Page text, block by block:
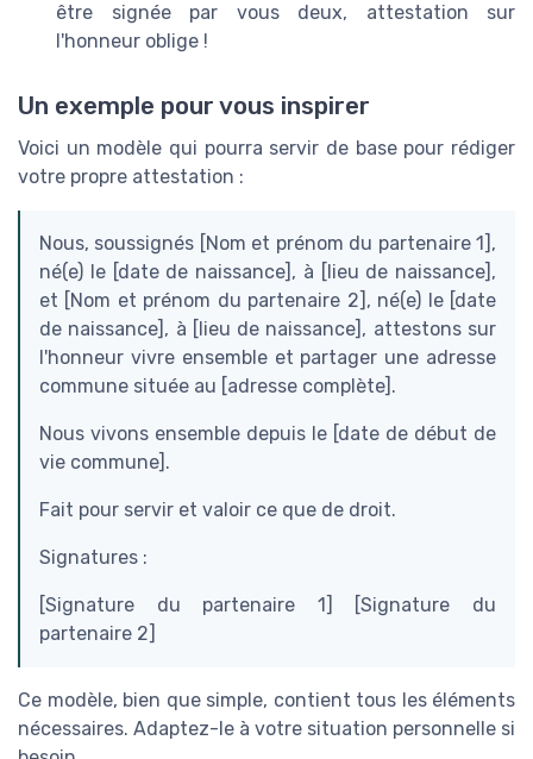
être signée par vous deux, attestation sur
l'honneur oblige !
Un exemple pour vous inspirer
Voici un modèle qui pourra servir de base pour rédiger
votre propre attestation :
Nous, soussignés [Nom et prénom du partenaire 1],
né(e) le [date de naissance], à [lieu de naissance],
et [Nom et prénom du partenaire 2], né(e) le [date
de naissance], à [lieu de naissance], attestons sur
l'honneur vivre ensemble et partager une adresse
commune située au [adresse complète].
Nous vivons ensemble depuis le [date de début de
vie commune].
Fait pour servir et valoir ce que de droit.
Signatures :
[Signature du partenaire 1] [Signature du
partenaire 2]
Ce modèle, bien que simple, contient tous les éléments
nécessaires. Adaptez-le à votre situation personnelle si